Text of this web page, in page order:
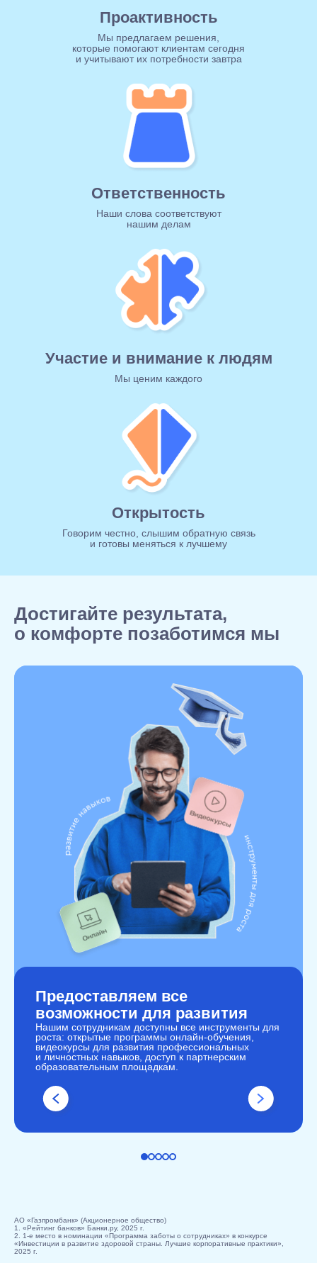
Проактивность
Мы предлагаем решения,
которые помогают клиентам сегодня
и учитывают их потребности завтра
Ответственность
Наши слова соответствуют
нашим делам
Участие и внимание к людям
Мы ценим каждого
Открытость
Говорим честно, слышим обратную связь
и готовы меняться к лучшему
Достигайте результата,
о комфорте позаботимся мы
Предоставляем все
возможности для развития
Нашим сотрудникам доступны все инструменты для
роста: открытые программы онлайн-обучения,
видеокурсы для развития профессиональных
и личностных навыков, доступ к партнерским
образовательным площадкам.
АО «Газпромбанк» (Акционерное общество)
1. «Рейтинг банков» Банки.ру, 2025 г.
2. 1-е место в номинации «Программа заботы о сотрудниках» в конкурсе
«Инвестиции в развитие здоровой страны. Лучшие корпоративные практики»,
2025 г.